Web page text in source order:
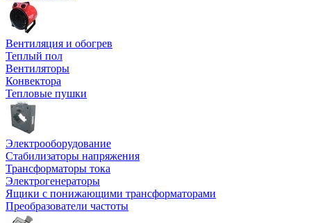
Вентиляция и обогрев
Теплый пол
Вентиляторы
Конвектора
Тепловые пушки
Электрооборудование
Стабилизаторы напряжения
Трансформаторы тока
Электрогенераторы
Ящики с понижающими трансформаторами
Преобразователи частоты